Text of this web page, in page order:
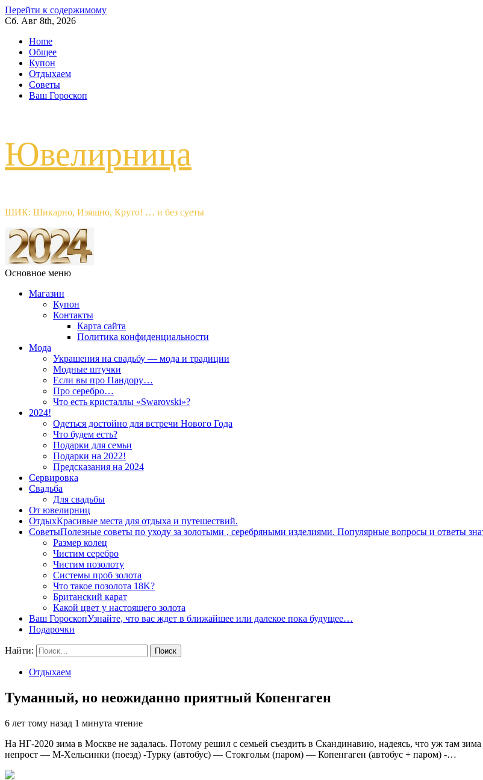
Перейти к содержимому
Сб. Авг 8th, 2026
Home
Общее
Купон
Отдыхаем
Советы
Ваш Гороскоп
Ювелирница
ШИК: Шикарно, Изящно, Круто! … и без суеты
Основное меню
Магазин
Купон
Контакты
Карта сайта
Политика конфиденциальности
Мода
Украшения на свадьбу — мода и традиции
Модные штучки
Если вы про Пандору…
Про серебро…
Что есть кристаллы «Swarovski»?
2024!
Одеться достойно для встречи Нового Года
Что будем есть?
Подарки для семьи
Подарки на 2022!
Предсказания на 2024
Сервировка
Свадьба
Для свадьбы
От ювелирниц
ОтдыхКрасивые места для отдыха и путешествий.
СоветыПолезные советы по уходу за золотыми , серебряными изделиями. Популярные вопросы и ответы
Размер колец
Чистим серебро
Чистим позолоту
Системы проб золота
Что такое позолота 18K?
Британский карат
Какой цвет у настоящего золота
Ваш ГороскопУзнайте, что вас ждет в ближайшее или далекое пока будущее…
Подарочки
Найти:
Отдыхаем
Туманный, но неожиданно приятный Копенгаген
6 лет тому назад 1 минута чтение
На НГ-2020 зима в Москве не задалась. Потому решил с семьей съездить в Скандинавию, надеясь, что уж там
непрост — М-Хельсинки (поезд) -Турку (автобус) — Стокгольм (паром) — Копенгаген (автобус + паром) -…